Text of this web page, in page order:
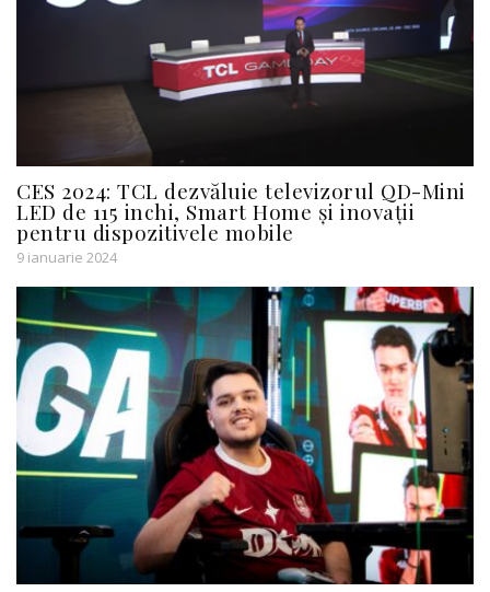
CES 2024: TCL dezvăluie televizorul QD-Mini
LED de 115 inchi, Smart Home și inovații
pentru dispozitivele mobile
9 ianuarie 2024